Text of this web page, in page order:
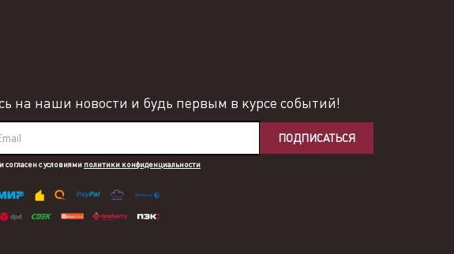
на наши новости и будь первым в курсе событий!
ПОДПИСАТЬСЯ
согласен с условиями политики конфиденциальности